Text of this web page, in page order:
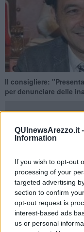
QUInewsArezzo.it -
Information
If you wish to opt-out
processing of your
targeted advertising
section to confirm
opt-out request is
interest-based ads
us or personal
Il consigliere:
per denunciare delle
sul bando con cui è
aretina.
“Dal settembre 2015, il
del campo da rugby di
dovuto impegnarsi a
sottoscritte, dalla
ovviamente, all’